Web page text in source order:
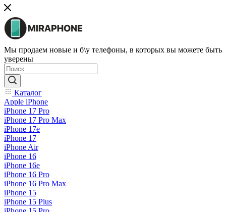
Мы продаем новые и б\у телефоны, в которых вы можете быть
уверены
Каталог
Apple iPhone
iPhone 17 Pro
iPhone 17 Pro Max
iPhone 17e
iPhone 17
iPhone Air
iPhone 16
iPhone 16e
iPhone 16 Pro
iPhone 16 Pro Max
iPhone 15
iPhone 15 Plus